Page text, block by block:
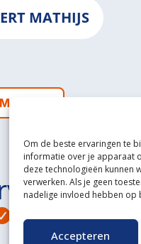
Om de beste ervaringen te
informatie over je apparaat
deze technologieën kunnen
verwerken. Als je geen
nadelige invloed hebben op
Accepteren
MATHIJS
MAIL ONS
Eigen transportservice